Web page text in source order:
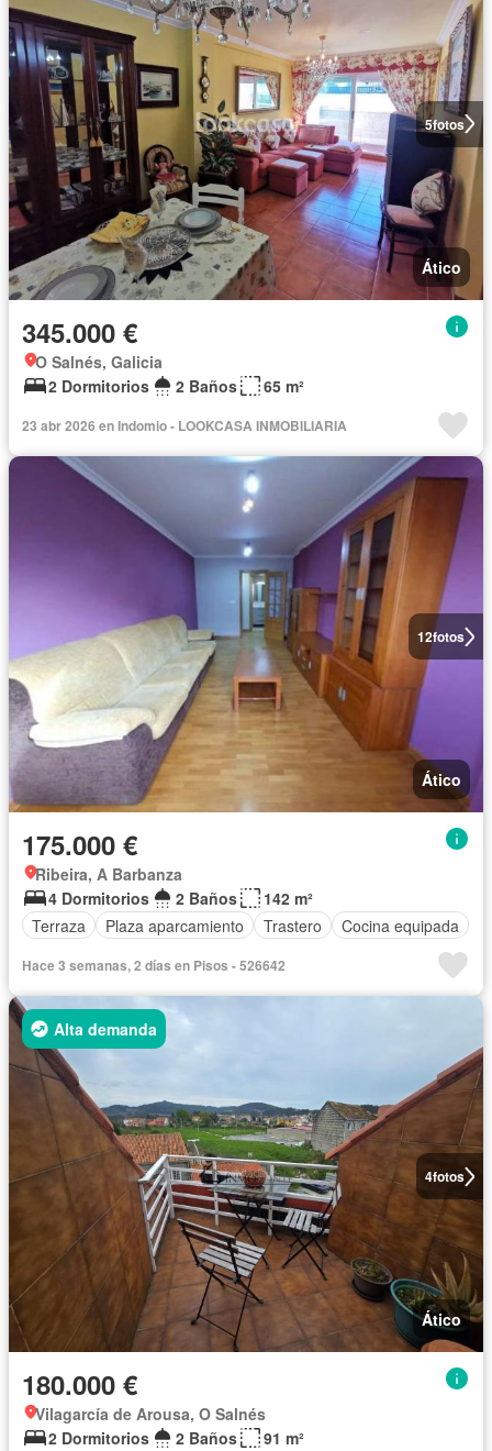
5fotos
Ático
345.000 €
O Salnés, Galicia
2 Dormitorios
2 Baños 65 m²
23 abr 2026 en Indomio - LOOKCASA INMOBILIARIA
12fotos
Ático
175.000 €
Ribeira, A Barbanza
4 Dormitorios
2 Baños
142 m²
Terraza
Plaza aparcamiento Trastero Cocina equipada
Hace 3 semanas, 2 días en Pisos - 526642
4fotos
Alta demanda
Ático
180.000 €
Vilagarcía de Arousa, O Salnés
2 Dormitorios
2 Baños
91 m²